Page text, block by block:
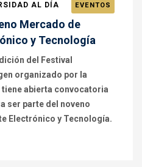
AL DÍA EVENTOS
Mercado de
y Tecnología
del Festival
organizado por la
abierta convocatoria
ser parte del noveno
Electrónico y Tecnología.